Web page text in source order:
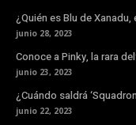
¿Quién es Blu de
junio 28, 2023
Conoce a Pinky, la rara
junio 23, 2023
¿Cuándo saldrá
junio 22, 2023